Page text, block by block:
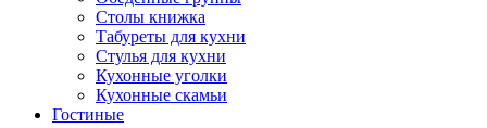
Столы книжка
Табуреты для кухни
Стулья для кухни
Кухонные уголки
Кухонные скамьи
Гостиные